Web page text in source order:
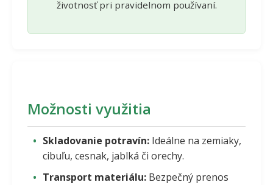
životnosť pri pravidelnom používaní.
Možnosti využitia
Skladovanie potravín: Ideálne na zemiaky,
cibuľu, cesnak, jablká či orechy.
Transport materiálu: Bezpečný prenos